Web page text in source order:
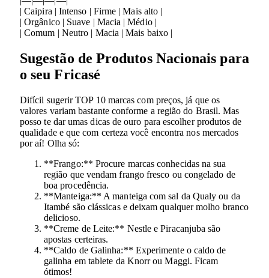
| Caipira | Intenso | Firme | Mais alto |
| Orgânico | Suave | Macia | Médio |
| Comum | Neutro | Macia | Mais baixo |
Sugestão de Produtos Nacionais para
o seu Fricasé
Difícil sugerir TOP 10 marcas com preços, já que os
valores variam bastante conforme a região do Brasil. Mas
posso te dar umas dicas de ouro para escolher produtos de
qualidade e que com certeza você encontra nos mercados
por aí! Olha só:
**Frango:** Procure marcas conhecidas na sua
região que vendam frango fresco ou congelado de
boa procedência.
**Manteiga:** A manteiga com sal da Qualy ou da
Itambé são clássicas e deixam qualquer molho branco
delicioso.
**Creme de Leite:** Nestle e Piracanjuba são
apostas certeiras.
**Caldo de Galinha:** Experimente o caldo de
galinha em tablete da Knorr ou Maggi. Ficam
ótimos!